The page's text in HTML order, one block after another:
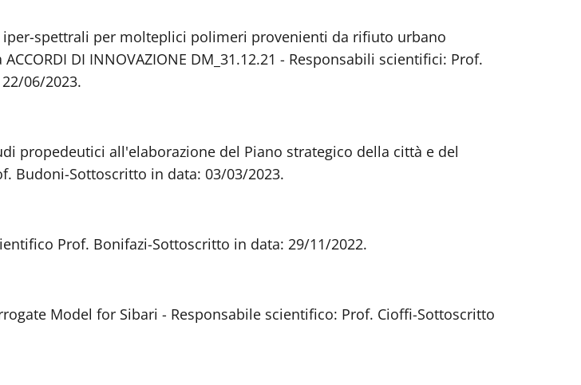
spettrali per molteplici polimeri provenienti da rifiuto urbano
DI INNOVAZIONE DM_31.12.21 - Responsabili scientifici: Prof.
06/2023.
propedeutici all'elaborazione del Piano strategico della città e del
Budoni-Sottoscritto in data: 03/03/2023.
Prof. Bonifazi-Sottoscritto in data: 29/11/2022.
Model for Sibari - Responsabile scientifico: Prof. Cioffi-Sottoscritto